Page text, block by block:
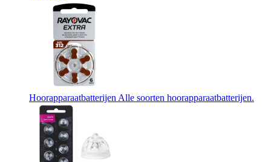
Hoorapparaatbatterijen Alle soorten hoorapparaatbatterijen.